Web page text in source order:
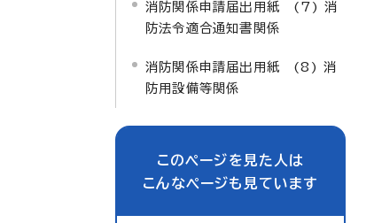
消防関係申請届出用紙 (7) 消
防法令適合通知書関係
消防関係申請届出用紙 (8) 消
防用設備等関係
このページを見た人は
こんなページも見ています